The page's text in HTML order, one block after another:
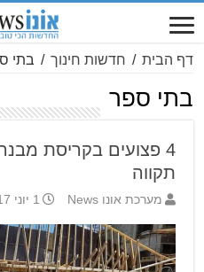
דף הבית / חדשות חינוך / בתי
בתי ספר
4 פצועים בקריסת
תקווה
מערכת אונו News 1 יוני 2017 9:16